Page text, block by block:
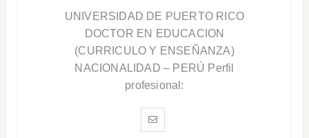
UNIVERSIDAD DE PUERTO RICO
DOCTOR EN EDUCACION
(CURRICULO Y ENSEÑANZA)
NACIONALIDAD – PERÚ Perfil
profesional: